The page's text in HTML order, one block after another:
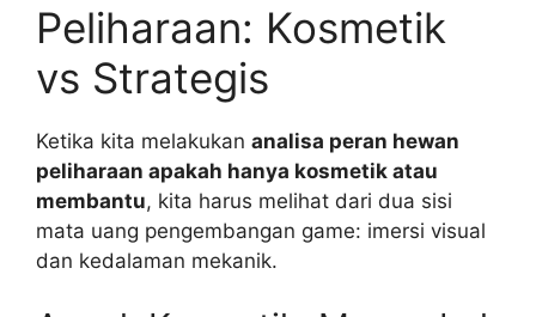
Peliharaan: Kosmetik
vs Strategis
Ketika kita melakukan analisa peran hewan
peliharaan apakah hanya kosmetik atau
membantu, kita harus melihat dari dua sisi
mata uang pengembangan game: imersi visual
dan kedalaman mekanik.